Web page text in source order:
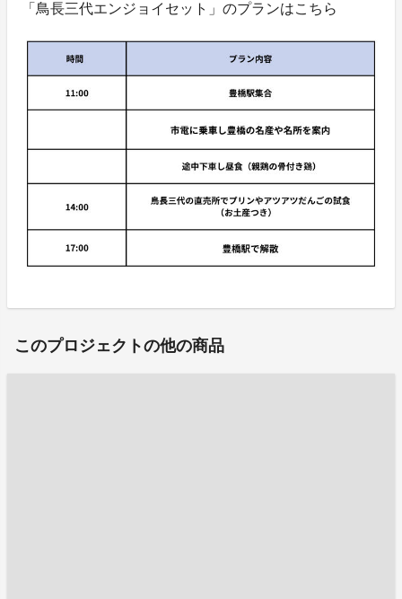
「鳥長三代エンジョイセット」のプランはこちら
このプロジェクトの他の商品